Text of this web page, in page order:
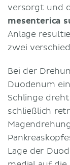
versorgt und
mesenterica
Anlage
zwei
Bei der
Duodenum
Schlinge
schließlich
Lage der